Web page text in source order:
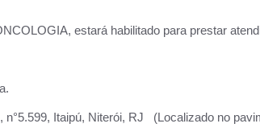
estará habilitado para prestar
n°5.599, Itaipú, Niterói, RJ (Localizado no